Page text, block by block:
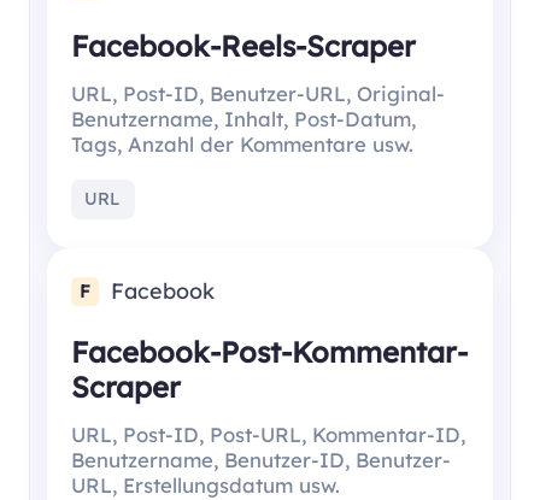
Facebook-Reels-Scraper
URL, Post-ID, Benutzer-URL, Original-
Benutzername, Inhalt, Post-Datum,
Tags, Anzahl der Kommentare usw.
URL
F Facebook
Facebook-Post-Kommentar-
Scraper
URL, Post-ID, Post-URL, Kommentar-ID,
Benutzername, Benutzer-ID, Benutzer-
URL, Erstellungsdatum usw.